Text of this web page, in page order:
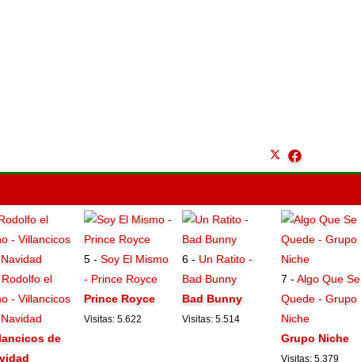
Rodolfo el
- Villancicos
de
5 - Soy El Mismo
- Prince Royce
Prince Royce
Visitas: 5.622
6 - Un Ratito -
Bad Bunny
Bad Bunny
Visitas: 5.514
7 - Algo Que Se
Quede - Grupo
Niche
Grupo Niche
Visitas: 5.379